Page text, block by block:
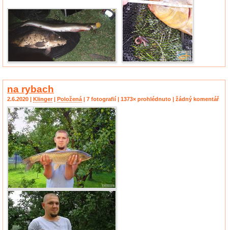
na rybach
2.6.2020 | Klinger| Položená | 7 fotografií | 1373× prohlédnuto | žádný komentář